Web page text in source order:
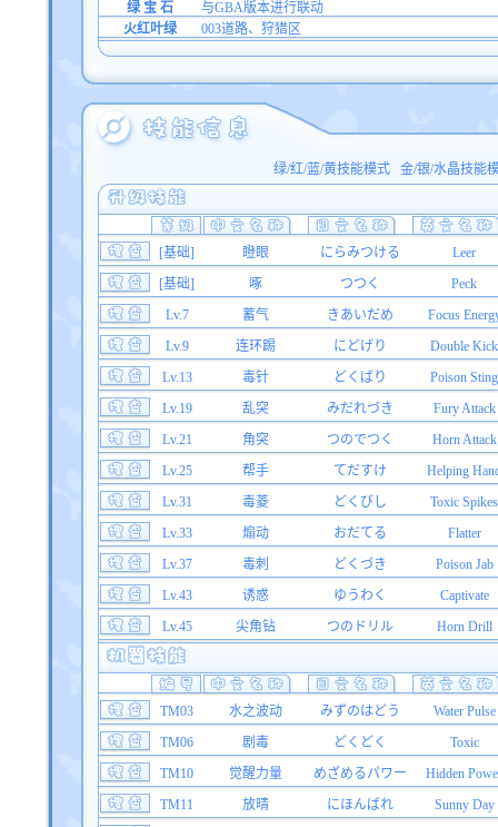
绿 宝 石
与GBA版本进行联动
火红叶绿
003道路、狩猎区
绿/红/蓝/黄技能模式 金/银/水晶技能
[基础] 瞪眼 にらみつける
Leer
[基础]
啄 つつく
Peck
Lv.7
蓄气 きあいだめ
Focus
Lv.9
连环踢 にどげり
Double Kick
Lv.13
毒针 どくばり
Poison Sting
Lv.19
乱突 みだれづき
Fury Attack
Lv.21
角突 つのでつく
Horn Attack
Lv.25
帮手 てだすけ
Helping
Lv.31
毒菱 どくびし
Toxic Spikes
Lv.33
煽动 おだてる
Flatter
Lv.37
毒刺 どくづき
Poison Jab
Lv.43
诱惑 ゆうわく
Captivate
Lv.45
尖角钻 つのドリル Horn Drill
TM03 水之波动 みずのはどう
Water Pulse
TM06
剧毒 どくどく
Toxic
TM10
觉醒力量 めざめるパワー
Hidden
TM11
放晴 にほんばれ
Sunny Day